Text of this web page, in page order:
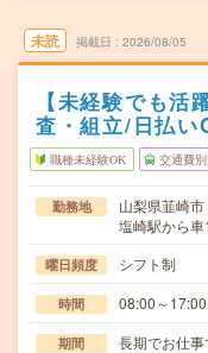
未読 掲載日 2026/08/05
【未経験でも活
査・組立/日払い
職種未経験OK 交通費
勤務地
山梨県韮崎市
塩崎駅から
曜日頻度 シフト制
時間 08:00～17:00
期間 長期でお仕事